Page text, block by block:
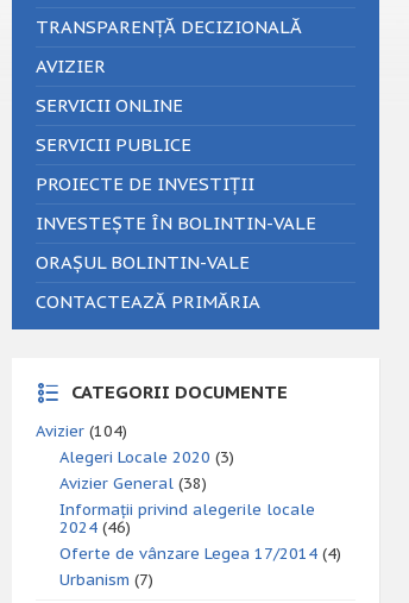
TRANSPARENȚĂ DECIZIONALĂ
AVIZIER
SERVICII ONLINE
SERVICII PUBLICE
PROIECTE DE INVESTIȚII
INVESTEȘTE ÎN BOLINTIN-VALE
ORAȘUL BOLINTIN-VALE
CONTACTEAZĂ PRIMĂRIA
CATEGORII DOCUMENTE
Avizier (104)
Alegeri Locale 2020 (3)
Avizier General (38)
Informații privind alegerile locale
2024 (46)
Oferte de vânzare Legea 17/2014 (4)
Urbanism (7)